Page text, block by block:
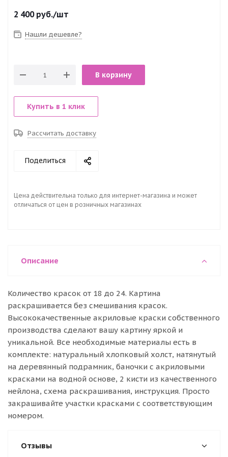
2 400руб./шт
Нашли дешевле?
В корзину
Купить в 1 клик
Рассчитать доставку
Поделиться
Цена действительна только для интернет-магазина и может
отличаться от цен в розничных магазинах
Описание
Количество красок от 18 до 24. Картина
раскрашивается без смешивания красок.
Высококачественные акриловые краски собственного
производства сделают вашу картину яркой и
уникальной. Все необходимые материалы есть в
комплекте: натуральный хлопковый холст, натянутый
на деревянный подрамник, баночки с акриловыми
красками на водной основе, 2 кисти из качественного
нейлона, схема раскрашивания, инструкция. Просто
закрашивайте участки красками с соответствующим
номером.
Отзывы